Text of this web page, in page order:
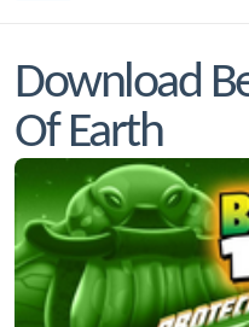
Download
Of Earth